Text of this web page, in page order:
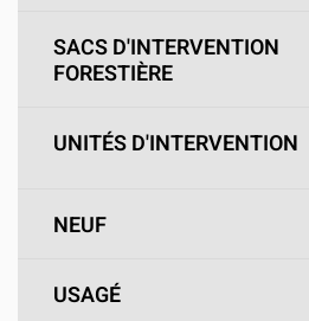
SACS D'INTERVENTION
FORESTIÈRE
UNITÉS D'INTERVENTION
NEUF
USAGÉ